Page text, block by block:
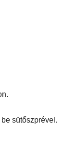
sütőszprével.